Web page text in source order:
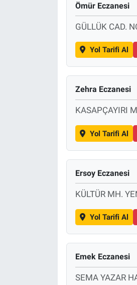
Ömür Eczanesi
GÜLLÜK CAD.
Yol Tarifi Al
Zehra Eczanesi
KASAPÇAYIRI
Yol Tarifi Al
Ersoy Eczanesi
KÜLTÜR MH.
Yol Tarifi Al
Emek Eczanesi
SEMA YAZAR